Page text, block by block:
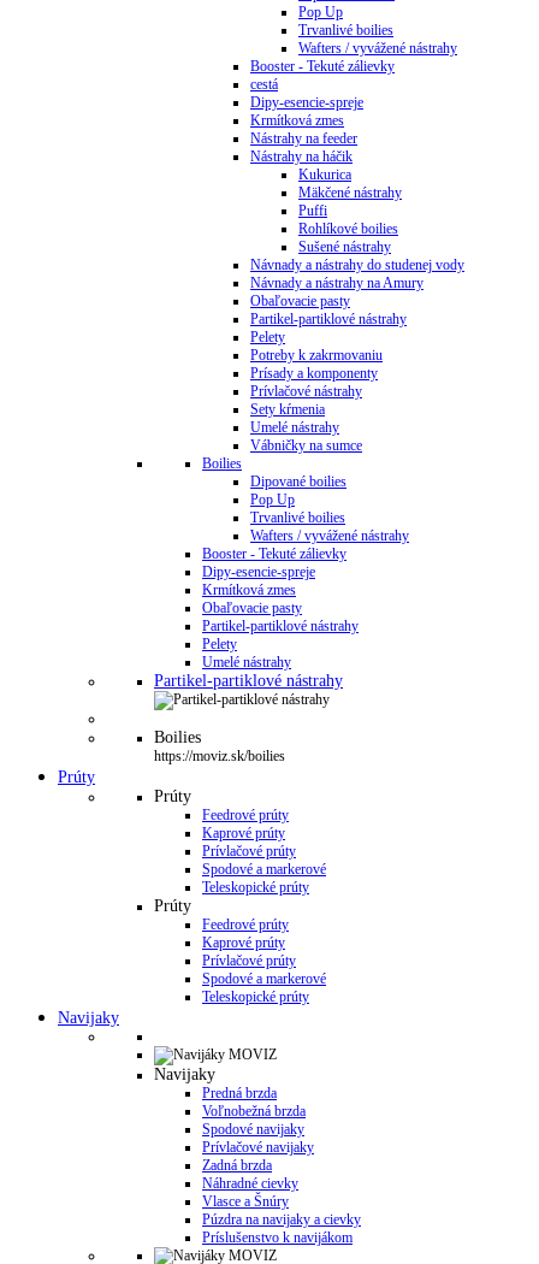
Pop Up
Trvanlivé boilies
Wafters / vyvážené nástrahy
Booster - Tekuté zálievky
cestá
Dipy-esencie-spreje
Krmítková zmes
Nástrahy na feeder
Nástrahy na háčik
Kukurica
Mäkčené nástrahy
Puffi
Rohlíkové boilies
Sušené nástrahy
Návnady a nástrahy do studenej vody
Návnady a nástrahy na Amury
Obaľovacie pasty
Partikel-partiklové nástrahy
Pelety
Potreby k zakrmovaniu
Prísady a komponenty
Prívlačové nástrahy
Sety kŕmenia
Umelé nástrahy
Vábničky na sumce
Boilies
Dipované boilies
Pop Up
Trvanlivé boilies
Wafters / vyvážené nástrahy
Booster - Tekuté zálievky
Dipy-esencie-spreje
Krmítková zmes
Obaľovacie pasty
Partikel-partiklové nástrahy
Pelety
Umelé nástrahy
Partikel-partiklové nástrahy
Boilies
https://moviz.sk/boilies
Prúty
Prúty
Feedrové prúty
Kaprové prúty
Prívlačové prúty
Spodové a markerové
Teleskopické prúty
Prúty
Feedrové prúty
Kaprové prúty
Prívlačové prúty
Spodové a markerové
Teleskopické prúty
Navijaky
Navijaky
Predná brzda
Voľnobežná brzda
Spodové navijaky
Prívlačové navijaky
Zadná brzda
Náhradné cievky
Vlasce a Šnúry
Púzdra na navijaky a cievky
Príslušenstvo k navijákom